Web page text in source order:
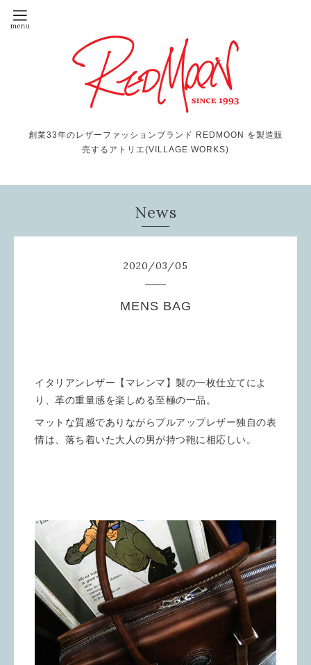
創業33年のレザーファッションブランド REDMOON を製造販
売するアトリエ(VILLAGE WORKS)
News
2020/03/05
MENS BAG
イタリアンレザー【マレンマ】製の一枚仕立てによ
り、革の重量感を楽しめる至極の一品。
マットな質感でありながらプルアップレザー独自の表
情は、落ち着いた大人の男が持つ鞄に相応しい。